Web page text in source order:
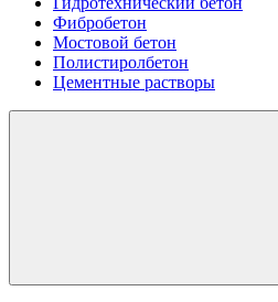
Фибробетон
Мостовой бетон
Полистиролбетон
Цементные растворы